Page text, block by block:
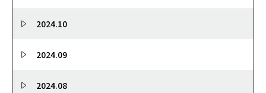
2024.10
2024.09
2024.08